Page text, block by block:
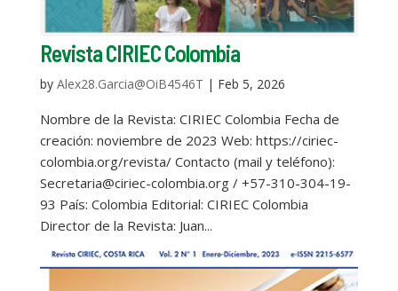
Revista CIRIEC Colombia
by Alex28.Garcia@OiB4546T | Feb 5, 2026
Nombre de la Revista: CIRIEC Colombia Fecha de
creación: noviembre de 2023 Web: https://ciriec-
colombia.org/revista/ Contacto (mail y teléfono):
Secretaria@ciriec-colombia.org / +57-310-304-19-
93 País: Colombia Editorial: CIRIEC Colombia
Director de la Revista: Juan...